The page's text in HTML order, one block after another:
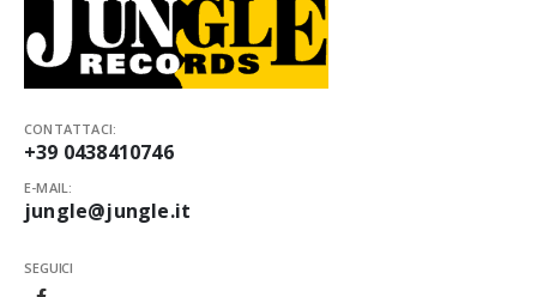
CONTATTACI:
+39 0438410746
E-MAIL:
jungle@jungle.it
SEGUICI